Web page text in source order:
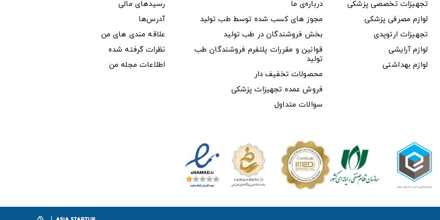
تجهیزات تخصصی پزشکی
لوازم مصرفی پزشکی
تجهیزات ارتوپدی
لوازم آرایشی
لوازم بهداشتی
درباره‌ی ما
مجوز های کسب شده توسط طب تولید
بخش فروشندگان در طب تولید
قوانین و مقررات پلتفرم فروشندگان طب
تولید
محصولات تخفیف دار
فروش عمده تجهیزات پزشکی
سوالات متداول
رسیدهای مالی
آدرس‌ها
علاقه مندی های من
نظرات گرفته شده
اطلاعات مجله من